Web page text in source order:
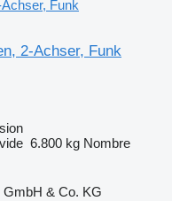
Funk
2-Achser, Funk
6.800 kg Nombre
& Co. KG